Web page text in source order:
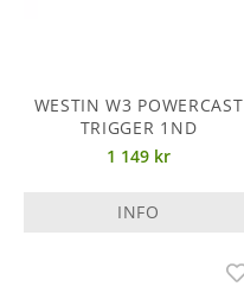
WESTIN W3 POWERCAST
TRIGGER 1ND
1 149 kr
INFO